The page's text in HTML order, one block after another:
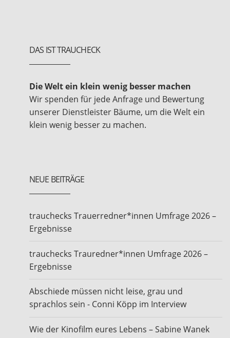
DAS IST TRAUCHECK
Die Welt ein klein wenig besser machen
Wir spenden für jede Anfrage und Bewertung
unserer Dienstleister Bäume, um die Welt ein
klein wenig besser zu machen.
NEUE BEITRÄGE
trauchecks Trauerredner*innen Umfrage 2026 –
Ergebnisse
trauchecks Trauredner*innen Umfrage 2026 –
Ergebnisse
Abschiede müssen nicht leise, grau und
sprachlos sein - Conni Köpp im Interview
Wie der Kinofilm eures Lebens – Sabine Wanek